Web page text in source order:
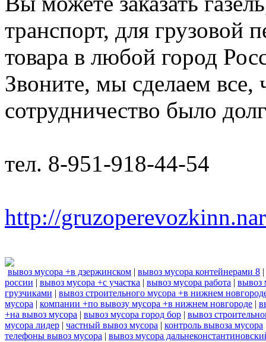
транспорт, для грузовой
товара в любой город
Звоните, мы сделаем
сотрудничество было
тел. 8-951-918-44-54
http://
вывоз мусора +в дзержинском | вывоз мусора контейнерами 8 |
россии | вывоз мусора +с участка | вывоз мусора работа | вывоз
грузчиками | вывоз строительного мусора +в нижнем
мусора | компании +по вывозу мусора +в нижнем новгороде |
+на вывоз мусора | вывоз мусора город бор | вывоз
мусора лидер | частный вывоз мусора | контроль вывоза мусора
телефоны вывоз мусора | вывоз мусора